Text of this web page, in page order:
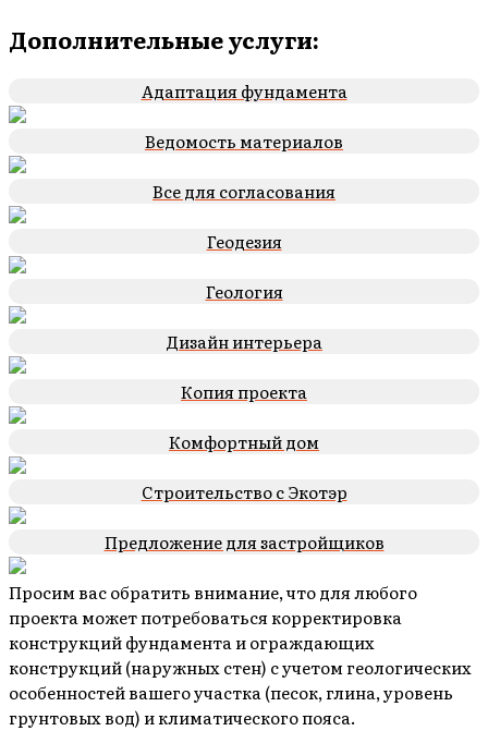
Дополнительные услуги:
Адаптация фундамента
Ведомость материалов
Все для согласования
Геодезия
Геология
Дизайн интерьера
Копия проекта
Комфортный дом
Строительство с Экотэр
Предложение для застройщиков
Просим вас обратить внимание, что для любого
проекта может потребоваться корректировка
конструкций фундамента и ограждающих
конструкций (наружных стен) с учетом геологических
особенностей вашего участка (песок, глина, уровень
грунтовых вод) и климатического пояса.